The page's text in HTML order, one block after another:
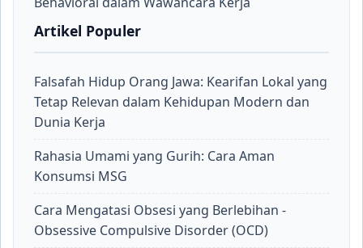
Artikel Populer
Falsafah Hidup Orang Jawa: Kearifan Lokal yang
Tetap Relevan dalam Kehidupan Modern dan
Dunia Kerja
Rahasia Umami yang Gurih: Cara Aman
Konsumsi MSG
Cara Mengatasi Obsesi yang Berlebihan -
Obsessive Compulsive Disorder (OCD)